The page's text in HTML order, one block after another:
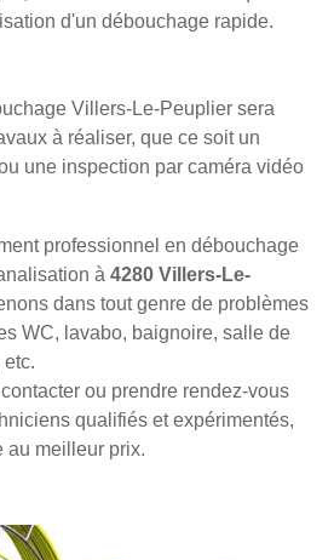
d'un débouchage rapide.
Villers-Le-Peuplier sera
à réaliser, que ce soit un
une inspection par caméra vidéo
professionnel en débouchage
à 4280 Villers-Le-
dans tout genre de problèmes
WC, lavabo, baignoire, salle de
ou prendre rendez-vous
qualifiés et expérimentés,
au meilleur prix.